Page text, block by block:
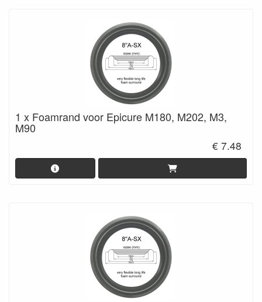
1 x Foamrand voor Epicure M180, M202, M3,
M90
€ 7.48